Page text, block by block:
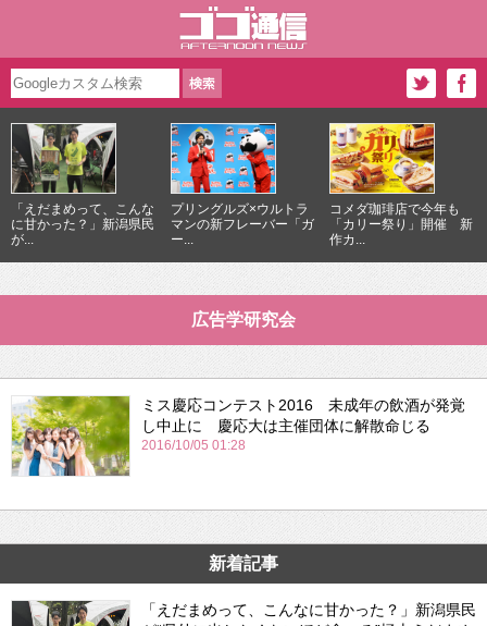
「えだまめって、こんな
に甘かった？」新潟県民
が...
プリングルズ×ウルトラ
マンの新フレーバー「ガ
ー...
コメダ珈琲店で今年も
「カリー祭り」開催 新
作カ...
広告学研究会
ミス慶応コンテスト2016 未成年の飲酒が発覚
し中止に 慶応大は主催団体に解散命じる
2016/10/05 01:28
新着記事
「えだまめって、こんなに甘かった？」新潟県民